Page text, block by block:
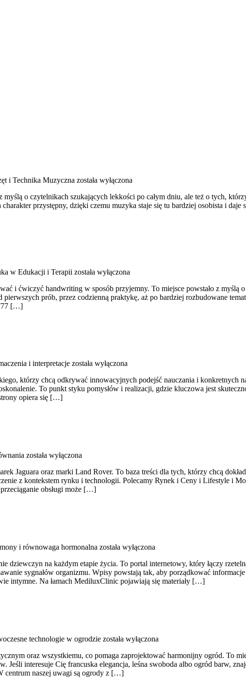
i Technika Muzyczna została wyłączona
o czytelnikach szukających lekkości po całym dniu, ale też o tych,
przystępny, dzięki czemu muzyka staje się tu bardziej osobista i
w Edukacji i Terapii została wyłączona
i ćwiczyć handwriting w sposób przyjemny. To miejsce powstało z myślą
prób, przez codzienną praktykę, aż po bardziej rozbudowane
[…]
i interpretacje została wyłączona
którzy chcą odkrywać innowacyjnych podejść nauczania i konkretnych
To punkt styku pomysłów i realizacji, gdzie kluczowa jest
opiera się […]
została wyłączona
Jaguara oraz marki Land Rover. To baza treści dla tych, którzy chcą
z kontekstem rynku i technologii. Polecamy Rynek i Ceny i Lifestyle i
obsługi może […]
i równowaga hormonalna została wyłączona
dziewczyn na każdym etapie życia. To portal internetowy, który łączy
sygnałów organizmu. Wpisy powstają tak, aby porządkować
intymne. Na łamach MediluxClinic pojawiają się materiały […]
technologie w ogrodzie została wyłączona
oraz wszystkiemu, co pomaga zaprojektować harmonijny ogród. To
Jeśli interesuje Cię francuska elegancja, leśna swoboda albo ogród barw,
centrum naszej uwagi są ogrody z […]